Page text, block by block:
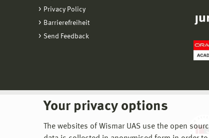
Your privacy options
The websites of Wismar UAS use the open
Privacy Policy
Barrierefreiheit
Send Feedback